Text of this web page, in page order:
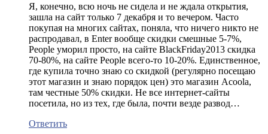
Я, конечно, всю ночь не сидела и не ждала открытия,
зашла на сайт только 7 декабря и то вечером. Часто
покупая на многих сайтах, поняла, что ничего никто не
распродавал, в Enter вообще скидки смешные 5-7%,
People уморил просто, на сайте BlackFriday2013 скидка
70-80%, на сайте People всего-то 10-20%. Единственное,
где купила точно знаю со скидкой (регулярно посещаю
этот магазин и знаю порядок цен) это магазин Acoola,
там честные 50% скидки. Не все интернет-сайты
посетила, но из тех, где была, почти везде развод…
Ответить